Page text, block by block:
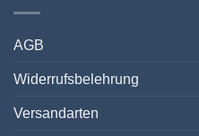
AGB
Widerrufsbelehrung
Versandarten